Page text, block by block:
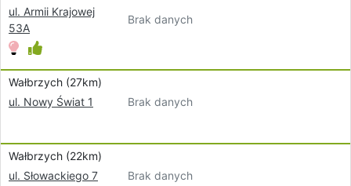
ul. Armii Krajowej
53A
Brak danych
Wałbrzych (27km)
ul. Nowy Świat 1
Brak danych
Wałbrzych (22km)
ul. Słowackiego 7
Brak danych